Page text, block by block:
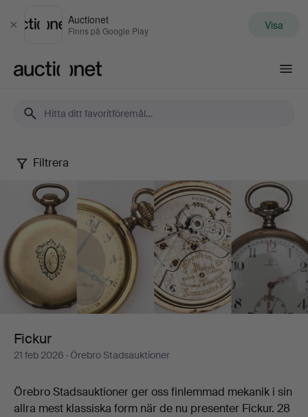
Stäng
Auctionet
Finns på Google Play Visa
Fickur
Filtrera
Fickur
21 feb 2026 · Örebro Stadsauktioner
Örebro Stadsauktioner ger oss finlemmad mekanik i sin
allra mest klassiska form när de nu presenter Fickur. 28